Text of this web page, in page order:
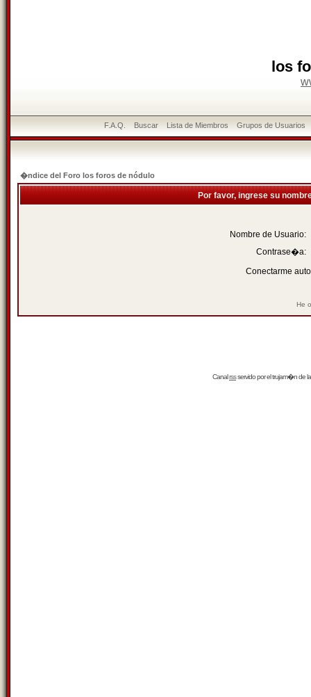
los
F.A.Q. Buscar Lista de Miembros Grupos de Usuarios
�ndice del Foro los foros de nódulo
Por favor, ingrese su
Nombre de Usuario:
Contrase�a:
Conectarme
He
Canalrssservido por eltrujam�nde